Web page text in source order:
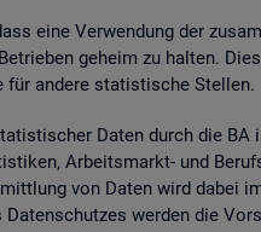
eine Ver­wen­dung der
ge­heim zu hal­ten.
an­de­re sta­tis­ti­sche Stel­len.
Daten durch die
Ar­beits­markt- und
von Daten wird dabei
wer­den die